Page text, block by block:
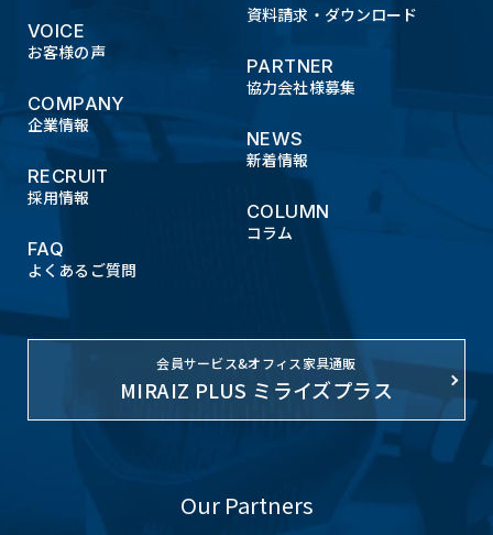
VOICE
お客様の声
COMPANY
企業情報
RECRUIT
採用情報
FAQ
よくあるご質問
資料請求・ダウンロード
PARTNER
協力会社様募集
NEWS
新着情報
COLUMN
コラム
会員サービス&オフィス家具通販
MIRAIZ PLUS ミライズプラス
Our Partners